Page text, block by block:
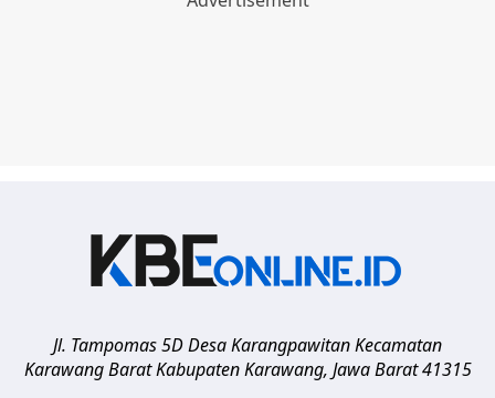
Jl. Tampomas 5D Desa Karangpawitan Kecamatan
Karawang Barat Kabupaten Karawang, Jawa Barat 41315